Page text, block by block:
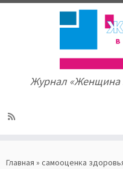
to
Журнал «Женщина
Главная » самооценка